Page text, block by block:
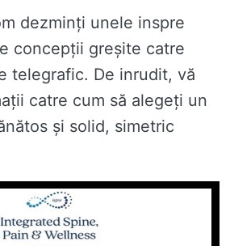
dezminți unele inspre
concepții greșite catre
telegrafic. De inrudit, vă
catre cum să alegeți un
și solid, simetric